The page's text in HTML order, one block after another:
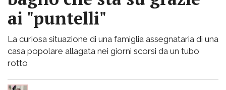
ai "puntelli"
La curiosa situazione di una famiglia assegnataria di una
casa popolare allagata nei giorni scorsi da un tubo
rotto